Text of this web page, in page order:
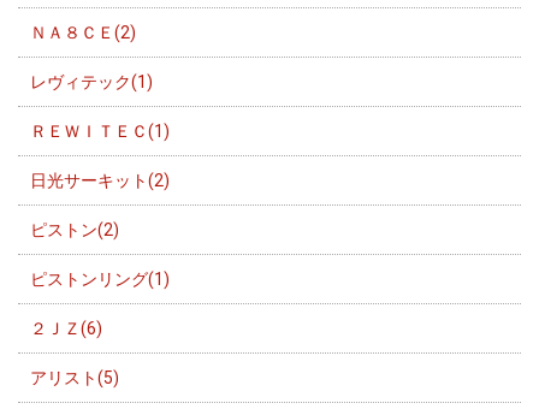
ＮＡ８ＣＥ(2)
レヴィテック(1)
ＲＥＷＩＴＥＣ(1)
日光サーキット(2)
ピストン(2)
ピストンリング(1)
２ＪＺ(6)
アリスト(5)